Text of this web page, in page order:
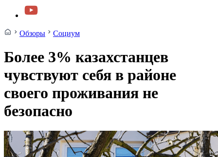
Обзоры Социум
Более 3% казахстанцев
чувствуют себя в районе
своего проживания не
безопасно